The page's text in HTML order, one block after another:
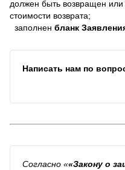
должен быть возвращен или
стоимости возврата;
заполнен бланк
Написать нам по
Согласно ««Закону о